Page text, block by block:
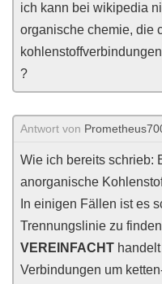
ich kann bei wikipedia
organische chemie, die
?
Antwort von
Wie ich bereits schrieb:
anorganische
In einigen Fällen ist es
Trennungslinie zu
VEREINFACHT
Verbindungen um